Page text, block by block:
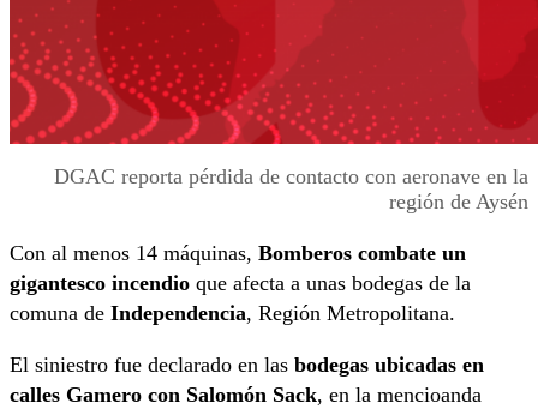
DGAC reporta pérdida de contacto con aeronave en la
región de Aysén
Con al menos 14 máquinas, Bomberos combate un
gigantesco incendio que afecta a unas bodegas de la
comuna de Independencia, Región Metropolitana.
El siniestro fue declarado en las bodegas ubicadas en
calles Gamero con Salomón Sack, en la mencioanda